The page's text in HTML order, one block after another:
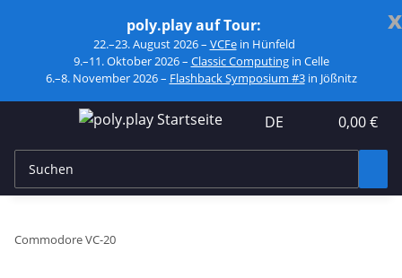
x
poly.play auf Tour:
22.–23. August 2026 – VCFein Hünfeld
9.–11. Oktober 2026 – Classic Computingin Celle
6.–8. November 2026 – Flashback Symposium #3in Jößnitz
DE 0,00 €
Commodore VC-20